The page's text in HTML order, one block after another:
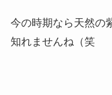
今の時期なら天然の
知れませんね（笑